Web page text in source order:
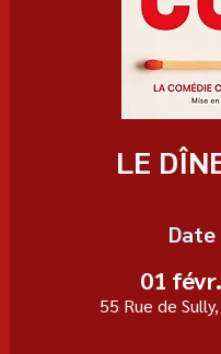
LE
01
55 Rue de